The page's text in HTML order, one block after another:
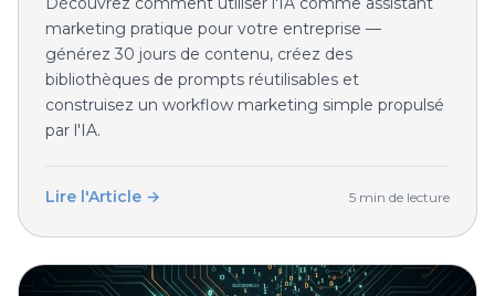
marketing pratique pour votre entreprise —
générez 30 jours de contenu, créez des
bibliothèques de prompts réutilisables et
construisez un workflow marketing simple propulsé
par l'IA.
Lire l'Article → 5 min de lecture